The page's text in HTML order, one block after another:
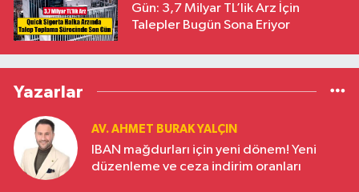
Gün: 3,7 Milyar TL’lik Arz İçin
Talepler Bugün Sona Eriyor
Yazarlar
AV. AHMET BURAK YALÇIN
IBAN mağdurları için yeni dönem! Yeni
düzenleme ve ceza indirim oranları